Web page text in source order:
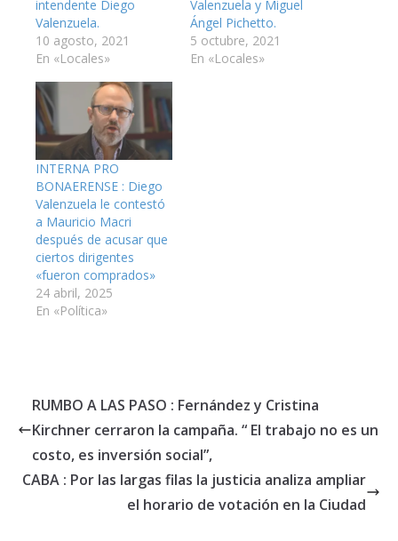
intendente Diego
Valenzuela.
10 agosto, 2021
En «Locales»
Valenzuela y Miguel
Ángel Pichetto.
5 octubre, 2021
En «Locales»
INTERNA PRO
BONAERENSE : Diego
Valenzuela le contestó
a Mauricio Macri
después de acusar que
ciertos dirigentes
«fueron comprados»
24 abril, 2025
En «Política»
RUMBO A LAS PASO : Fernández y Cristina
Kirchner cerraron la campaña. “ El trabajo no es un
costo, es inversión social”,
CABA : Por las largas filas la justicia analiza ampliar
el horario de votación en la Ciudad